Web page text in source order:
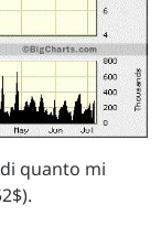
quanto mi